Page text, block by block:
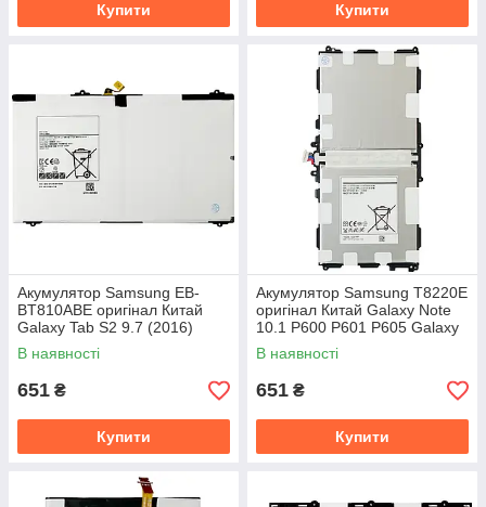
Купити Купити
Акумулятор Samsung EB-
BT810ABE оригінал Китай
Galaxy Tab S2 9.7 (2016)
T810 T815 T817 T818 T819
5800 mAh
В наявності
651 ₴
Купити
Акумулятор Samsung T8220E
оригінал Китай Galaxy Note
10.1 P600 P601 P605 Galaxy
Tab Pro T520
В наявності
651 ₴
Купити